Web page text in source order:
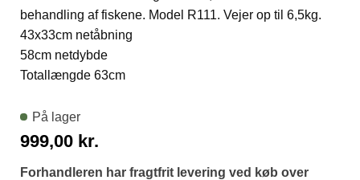
behandling af fiskene. Model R111. Vejer op til 6,5kg.
43x33cm netåbning
58cm netdybde
Totallængde 63cm
999,00 kr.
På lager
Forhandleren har fragtfrit levering ved køb over